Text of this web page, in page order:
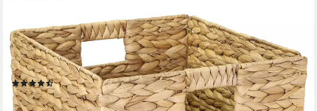
Regalkorb Aufbewahrungskorb passend für KALLAX Regal,
Korb geflochten aus, Wasserhyazinthe mit Griffen, 32 x 34,5 x
32 cm, Natur
(30)
ab 16,99 € UVP32,99 €